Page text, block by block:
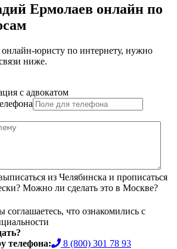
Ермолаев онлайн по
онлайн-юристу по интернету, нужно
ниже.
с адвокатом
из Челябинска и прописаться
Можно ли сделать это в Москве?
соглашаетесь, что ознакомились с
телефона:
8 (800) 301 78 93